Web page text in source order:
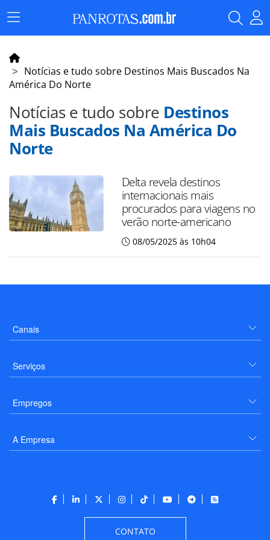
Menu
Principal
Notícias e tudo sobre Destinos Mais Buscados Na
América Do Norte
Notícias e tudo sobre Destinos
Mais Buscados Na América Do
Norte
Delta revela destinos
internacionais mais
procurados para viagens no
verão norte-americano
08/05/2025 às 10h04
Canais
Serviços
Empregos
A Empresa
CONTATO